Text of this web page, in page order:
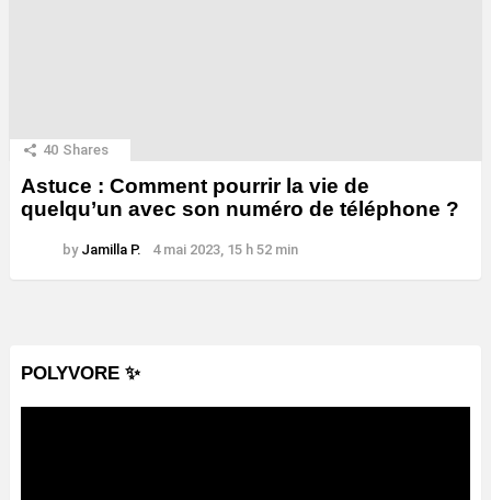
40 Shares
Astuce : Comment pourrir la vie de
quelqu’un avec son numéro de téléphone ?
by Jamilla P. 4 mai 2023, 15 h 52 min
POLYVORE ✨